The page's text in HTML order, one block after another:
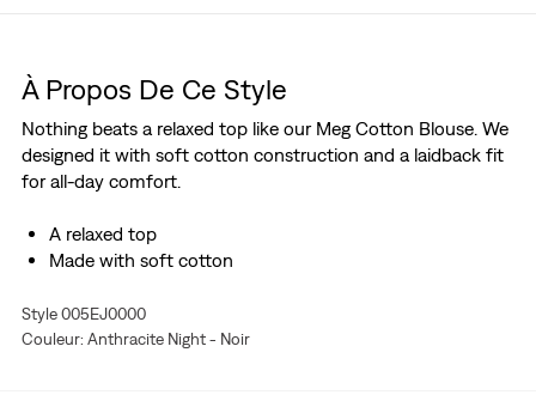
À Propos De Ce Style
Nothing beats a relaxed top like our Meg Cotton Blouse. We
designed it with soft cotton construction and a laidback fit
for all-day comfort.
A relaxed top
Made with soft cotton
Style 005EJ0000
Couleur: Anthracite Night - Noir